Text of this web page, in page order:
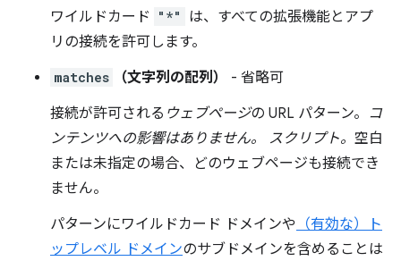
ワイルドカード
"*"
は、すべての拡張機能とアプ
リの接続を許可します。
matches （文字列の配列）
- 省略可
接続が許可される ウェブページの URL パターン。
コ
ンテンツへの影響はありません。 スクリプト。 空白
または未指定の場合、どのウェブページも接続でき
ません。
パターンにワイルドカード ドメインや （有効な）ト
ップレベル ドメインのサブドメインを含めることは